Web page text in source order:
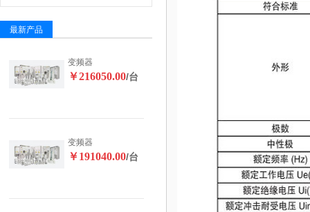
最新产品
变频器
￥216050.00/台
变频器
￥191040.00/台